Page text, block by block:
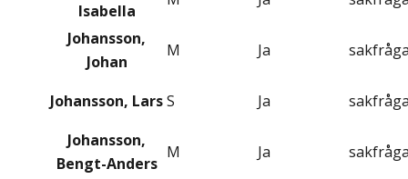
Isabella
Johansson,
Johan
M Ja
Johansson, LarsS Ja
Johansson,
Bengt-Anders
M Ja